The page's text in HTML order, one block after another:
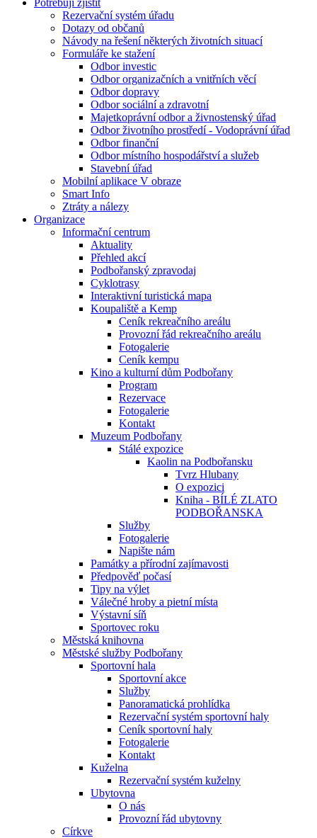
Potřebuji zjistit
Rezervační systém úřadu
Dotazy od občanů
Návody na řešení některých životních situací
Formuláře ke stažení
Odbor investic
Odbor organizačních a vnitřních věcí
Odbor dopravy
Odbor sociální a zdravotní
Majetkoprávní odbor a živnostenský úřad
Odbor životního prostředí - Vodoprávní úřad
Odbor finanční
Odbor místního hospodářství a služeb
Stavební úřad
Mobilní aplikace V obraze
Smart Info
Ztráty a nálezy
Organizace
Informační centrum
Aktuality
Přehled akcí
Podbořanský zpravodaj
Cyklotrasy
Interaktivní turistická mapa
Koupaliště a Kemp
Ceník rekreačního areálu
Provozní řád rekreačního areálu
Fotogalerie
Ceník kempu
Kino a kulturní dům Podbořany
Program
Rezervace
Fotogalerie
Kontakt
Muzeum Podbořany
Stálé expozice
Kaolin na Podbořansku
Tvrz Hlubany
O expozici
Kniha - BÍLÉ ZLATO
PODBOŘANSKA
Služby
Fotogalerie
Napište nám
Památky a přírodní zajímavosti
Předpověď počasí
Tipy na výlet
Válečné hroby a pietní místa
Výstavní síň
Sportovec roku
Městská knihovna
Městské služby Podbořany
Sportovní hala
Sportovní akce
Služby
Panoramatická prohlídka
Rezervační systém sportovní haly
Ceník sportovní haly
Fotogalerie
Kontakt
Kuželna
Rezervační systém kuželny
Ubytovna
O nás
Provozní řád ubytovny
Církve